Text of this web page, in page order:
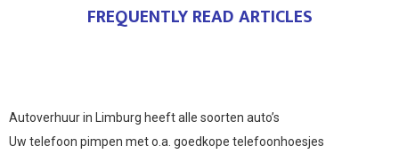
FREQUENTLY READ ARTICLES
Autoverhuur in Limburg heeft alle soorten auto’s
Uw telefoon pimpen met o.a. goedkope telefoonhoesjes